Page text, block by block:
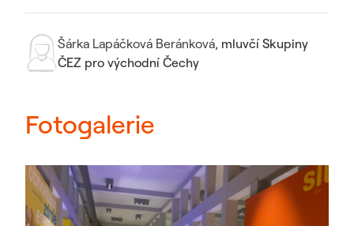
Šárka Lapáčková Beránková, mluvčí Skupiny
ČEZ pro východní Čechy
Fotogalerie